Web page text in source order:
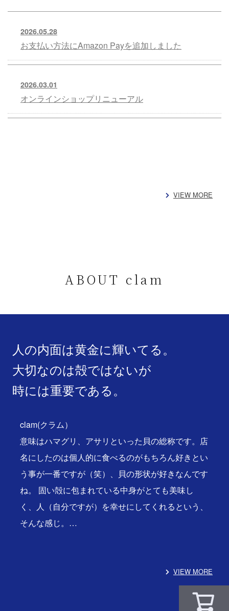
2026.05.28
お支払い方法にAmazon Payを追加しました
2026.03.01
オンラインショップリニューアル
VIEW MORE
ABOUT clam
人の内面は黄金に輝いてる。
大切なのは殻ではないが
時には重要である。
clam(クラム）
意味はハマグリ、アサリといった貝の総称です。店
名にしたのは個人的に食べるのがもちろん好きとい
う事が一番ですが（笑）、貝の形状が好きなんです
ね。 固い殻に包まれている中身がとても美味し
く、人（自分ですが）を幸せにしてくれるという、
そんな感じ。…
VIEW MORE